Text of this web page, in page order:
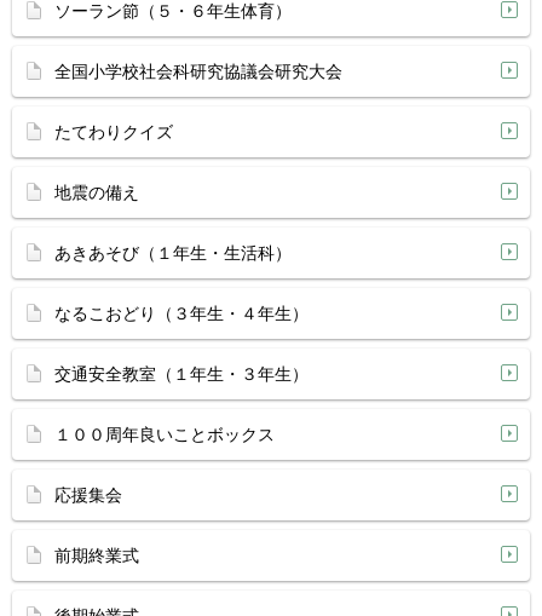
ソーラン節（５・６年生体育）
全国小学校社会科研究協議会研究大会
たてわりクイズ
地震の備え
あきあそび（１年生・生活科）
なるこおどり（３年生・４年生）
交通安全教室（１年生・３年生）
１００周年良いことボックス
応援集会
前期終業式